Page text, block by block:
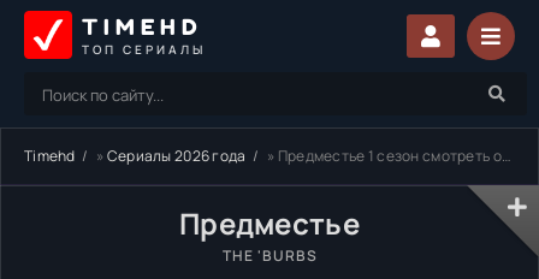
TIMEHD
ТОП СЕРИАЛЫ
Timehd »Сериалы 2026 года » Предместье 1 сезон смотреть онлайн бесплатно
Предместье
THE 'BURBS